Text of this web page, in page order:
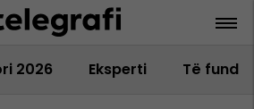
2026 Eksperti Të fundit